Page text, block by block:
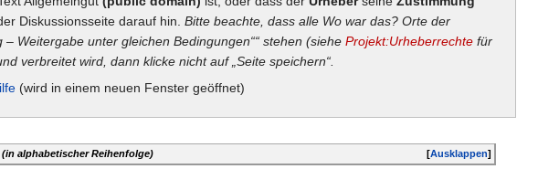
Diskussionsseite darauf hin. Bitte beachte, dass alle Wo war das? Orte der
– Weitergabe unter gleichen Bedingungen““ stehen (siehe Projekt:Urheberrechte für
verbreitet wird, dann klicke nicht auf „Seite speichern“.
(wird in einem neuen Fenster geöffnet)
[Ausklappen]
(in alphabetischer Reihenfolge)